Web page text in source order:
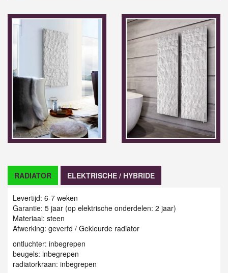
RADIATOR ELEKTRISCHE / HYBRIDE
Levertijd: 6-7 weken
Garantie: 5 jaar (op elektrische onderdelen: 2 jaar)
Materiaal: steen
Afwerking: geverfd / Gekleurde radiator
ontluchter: inbegrepen
beugels: inbegrepen
radiatorkraan: inbegrepen